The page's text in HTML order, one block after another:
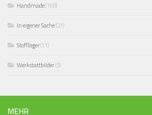
Handmade(168)
In eigener Sache(21)
Stofflager(11)
Werkstattbilder(5)
MEHR